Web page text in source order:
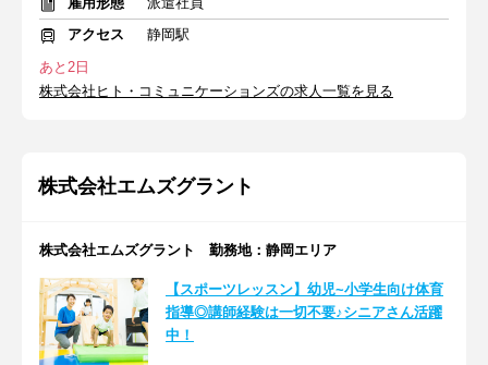
アクセス
静岡駅
あと2日
株式会社ヒト・コミュニケーションズの求人一覧を見る
株式会社エムズグラント
株式会社エムズグラント 勤務地：静岡エリア
【スポーツレッスン】幼児~小学生向け体育
指導◎講師経験は一切不要♪シニアさん活躍
中！